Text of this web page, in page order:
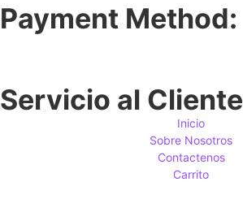
Payment Method:
Servicio al Cliente
Inicio
Sobre Nosotros
Contactenos
Carrito